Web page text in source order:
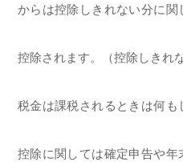
からは控除しきれない分に
控除されます。（控除しきれ
税金は課税されるときは何も
控除に関しては確定申告や